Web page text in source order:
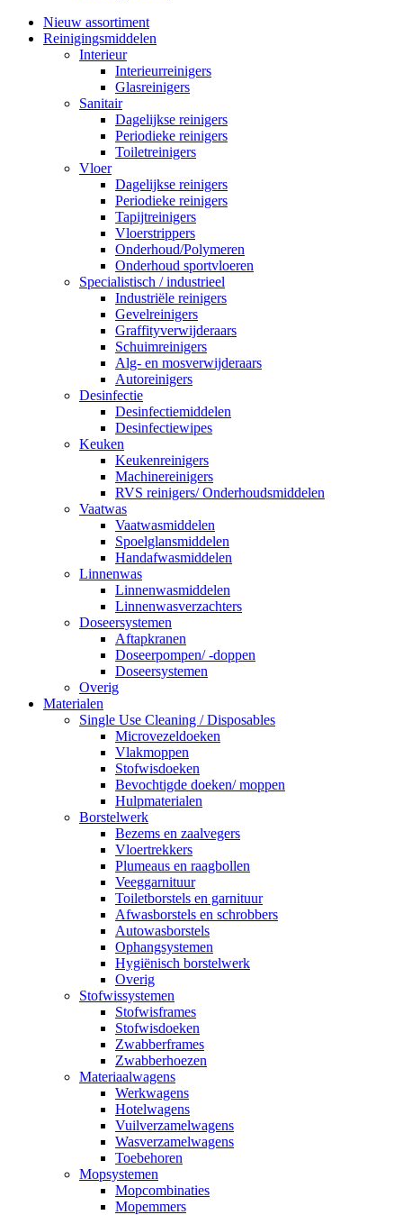
Nieuw assortiment
Reinigingsmiddelen
Interieur
Interieurreinigers
Glasreinigers
Sanitair
Dagelijkse reinigers
Periodieke reinigers
Toiletreinigers
Vloer
Dagelijkse reinigers
Periodieke reinigers
Tapijtreinigers
Vloerstrippers
Onderhoud/Polymeren
Onderhoud sportvloeren
Specialistisch / industrieel
Industriële reinigers
Gevelreinigers
Graffityverwijderaars
Schuimreinigers
Alg- en mosverwijderaars
Autoreinigers
Desinfectie
Desinfectiemiddelen
Desinfectiewipes
Keuken
Keukenreinigers
Machinereinigers
RVS reinigers/ Onderhoudsmiddelen
Vaatwas
Vaatwasmiddelen
Spoelglansmiddelen
Handafwasmiddelen
Linnenwas
Linnenwasmiddelen
Linnenwasverzachters
Doseersystemen
Aftapkranen
Doseerpompen/ -doppen
Doseersystemen
Overig
Materialen
Single Use Cleaning / Disposables
Microvezeldoeken
Vlakmoppen
Stofwisdoeken
Bevochtigde doeken/ moppen
Hulpmaterialen
Borstelwerk
Bezems en zaalvegers
Vloertrekkers
Plumeaus en raagbollen
Veeggarnituur
Toiletborstels en garnituur
Afwasborstels en schrobbers
Autowasborstels
Ophangsystemen
Hygiënisch borstelwerk
Overig
Stofwissystemen
Stofwisframes
Stofwisdoeken
Zwabberframes
Zwabberhoezen
Materiaalwagens
Werkwagens
Hotelwagens
Vuilverzamelwagens
Wasverzamelwagens
Toebehoren
Mopsystemen
Mopcombinaties
Mopemmers